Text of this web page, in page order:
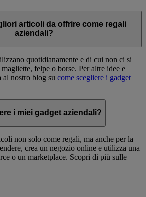
articoli da offrire come regali
aziendali?
quotidianamente e di cui non ci si
felpe o borse. Per altre idee e
al nostro blog su come scegliere i gadget
i miei gadget aziendali?
non solo come regali, ma anche per la
crea un negozio online e utilizza una
o un marketplace. Scopri di più sulle